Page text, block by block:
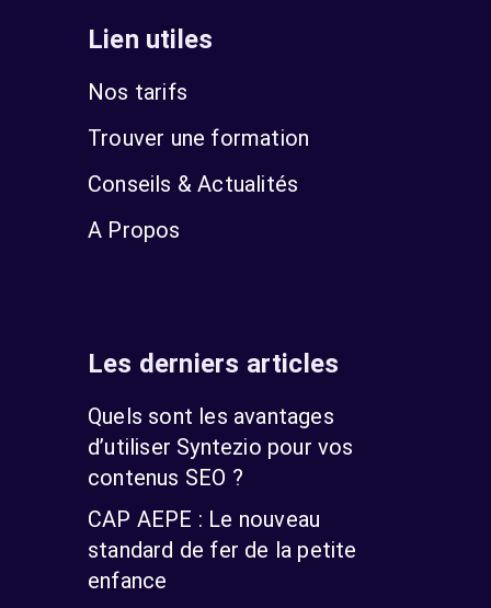
Lien utiles
Nos tarifs
Trouver une formation
Conseils & Actualités
A Propos
Les derniers articles
Quels sont les avantages
d’utiliser Syntezio pour vos
contenus SEO ?
CAP AEPE : Le nouveau
standard de fer de la petite
enfance